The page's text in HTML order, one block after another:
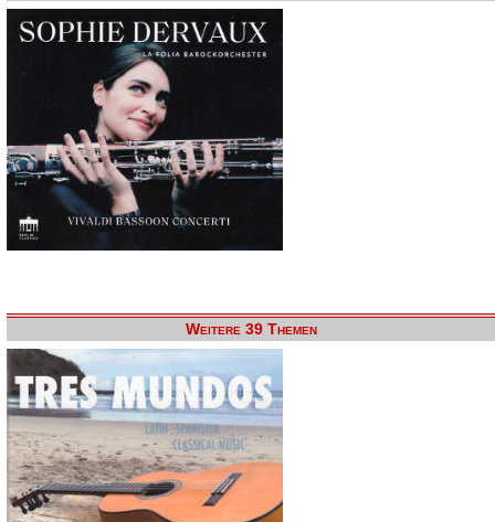
Weitere 39 Themen